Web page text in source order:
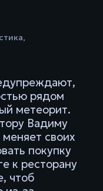
,
рядом
метеорит.
Вадиму
своих
покупку
к ресторану
чтоб